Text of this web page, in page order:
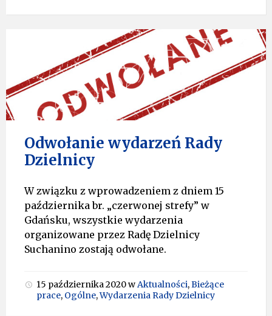
Odwołanie wydarzeń Rady
Dzielnicy
W związku z wprowadzeniem z dniem 15
października br. „czerwonej strefy” w
Gdańsku, wszystkie wydarzenia
organizowane przez Radę Dzielnicy
Suchanino zostają odwołane.
15 października 2020wAktualności,Bieżące
prace, Ogólne,Wydarzenia Rady Dzielnicy